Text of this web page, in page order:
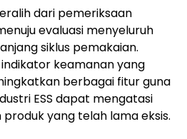
dari pemeriksaan
evaluasi menyeluruh
siklus pemakaian.
keamanan yang
berbagai fitur guna
ESS dapat mengatasi
yang telah lama eksis.